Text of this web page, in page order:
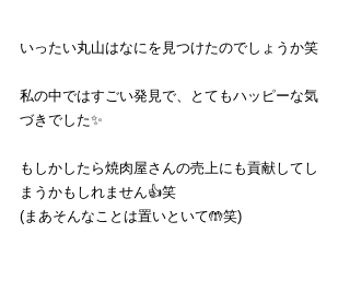
いったい丸山はなにを見つけたのでしょうか笑
私の中ではすごい発見で、とてもハッピーな気
づきでした✨
もしかしたら焼肉屋さんの売上にも貢献してし
まうかもしれません👍笑
(まあそんなことは置いといて🤲笑)